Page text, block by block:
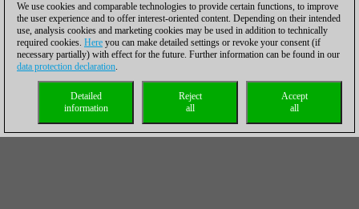
We use cookies and comparable technologies to provide certain functions, to improve
the user experience and to offer interest-oriented content. Depending on their intended
use, analysis cookies and marketing cookies may be used in addition to technically
required cookies. Here you can make detailed settings or revoke your consent (if
necessary partially) with effect for the future. Further information can be found in our
data protection declaration.
Accept
all
Reject
all
Detailed
information